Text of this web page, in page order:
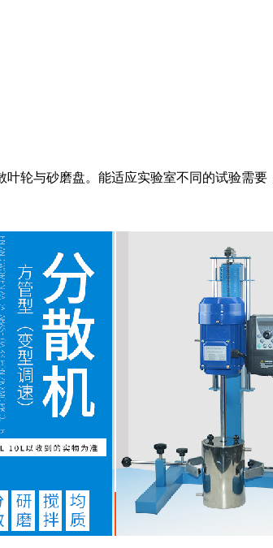
轮与砂磨盘。能适应实验室不同的试验需